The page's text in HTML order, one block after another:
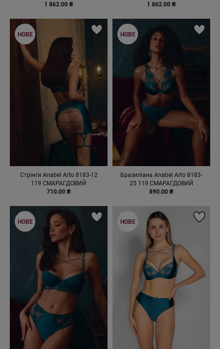
1 862.00 ₴
1 862.00 ₴
Стрінги Anabel Arto 8183-12
119 СМАРАГДОВИЙ
710.00 ₴
НОВЕ
Бразиліана Anabel Arto 8183-
25 119 СМАРАГДОВИЙ
890.00 ₴
НОВЕ
НОВЕ НОВЕ